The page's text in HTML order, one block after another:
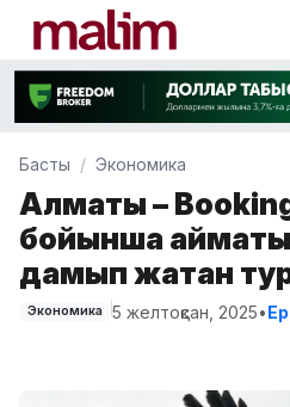
Басты Экономика
Алматы –
бойынша
дамып жатқан
Экономика 5 желтоқсан, 2025•